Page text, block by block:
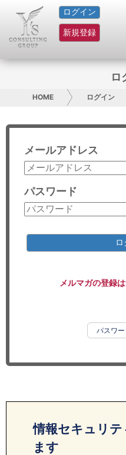
ログイン
新規登録
HOME
サービス紹介
グループ概要
採用情報
お問い合わせ
コンサルティング
リサーチ
ロ
HOME ログイン
メールアドレス
パスワード
ロ
メルマガの登録
パスワ
情報セキュリ
ます